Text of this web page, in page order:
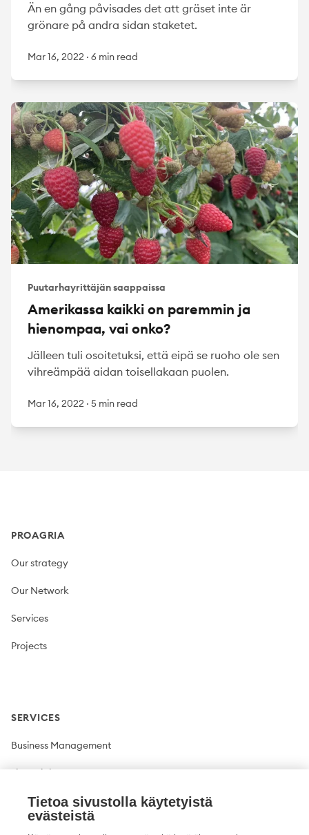
Än en gång påvisades det att gräset inte är
grönare på andra sidan staketet.
Mar 16, 2022 · 6 min read
Puutarhayrittäjän saappaissa
Amerikassa kaikki on paremmin ja
hienompaa, vai onko?
Jälleen tuli osoitetuksi, että eipä se ruoho ole sen
vihreämpää aidan toisellakaan puolen.
Mar 16, 2022 · 5 min read
PROAGRIA
Our strategy
Our Network
Services
Projects
SERVICES
Business Management
Financial Management
Plant production
Tietoa sivustolla käytetyistä
evästeistä